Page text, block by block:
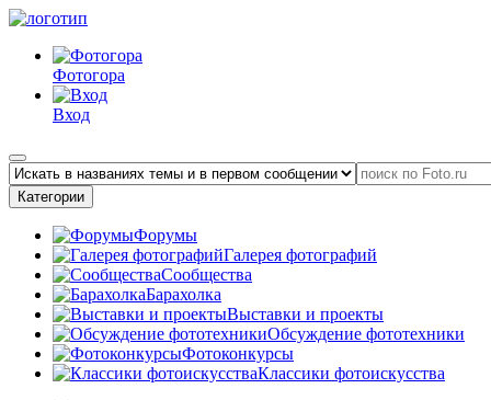
Фотогора
Вход
Категории
Форумы
Галерея фотографий
Сообщества
Барахолка
Выставки и проекты
Обсуждение фототехники
Фотоконкурсы
Классики фотоискусства